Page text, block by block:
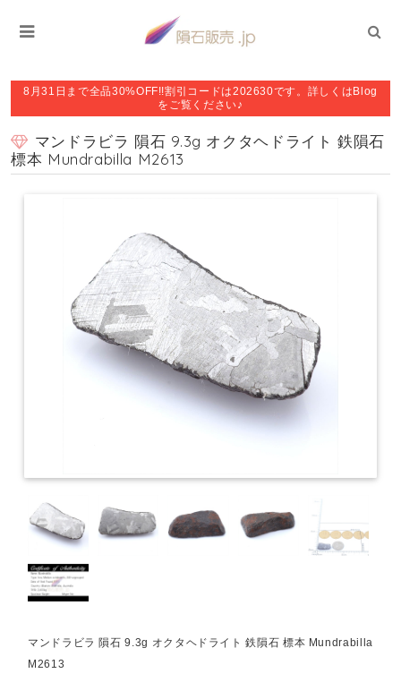
8月31日まで全品30%OFF!!割引コードは202630です。詳しくはBlog
をご覧ください♪
マンドラビラ 隕石 9.3g オクタヘドライト 鉄隕石
標本 Mundrabilla M2613
マンドラビラ 隕石 9.3g オクタヘドライト 鉄隕石 標本 Mundrabilla
M2613